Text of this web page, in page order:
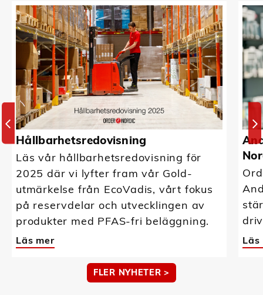
Hållbarhetsredovisning
Läs vår hållbarhetsredovisning för
2025 där vi lyfter fram vår Gold-
utmärkelse från EcoVadis, vårt fokus
på reservdelar och utvecklingen av
produkter med PFAS-fri beläggning.
Läs mer Läs
FLER NYHETER >